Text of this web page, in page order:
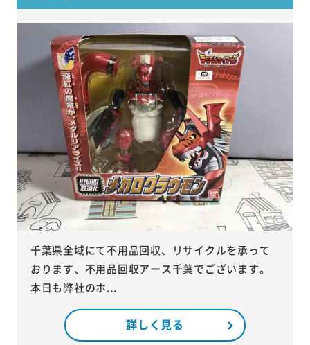
千葉県全域にて不用品回収、リサイクルを承って
おります、不用品回収アース千葉でございます。
本日も弊社のホ...
詳しく見る